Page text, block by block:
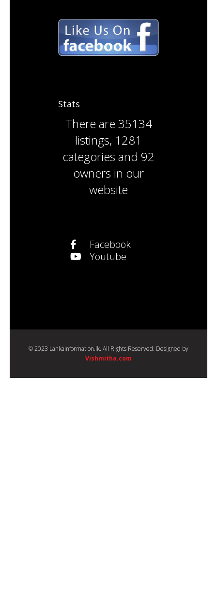
Stats
There are 35134
listings, 1281
categories and 92
owners in our
website
Facebook
Youtube
© 2023 Lankainformation.lk. All Rights Reserved. Designed by
Vishmitha.com